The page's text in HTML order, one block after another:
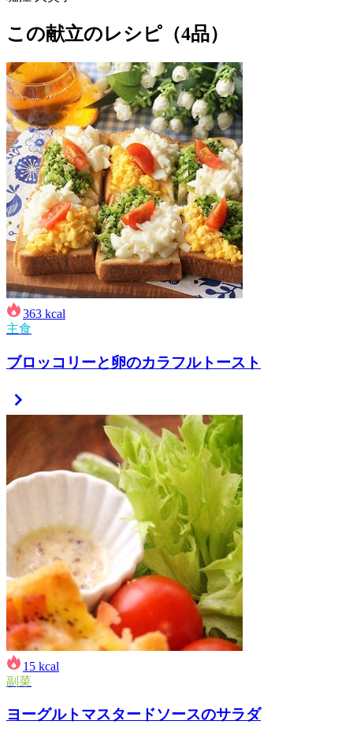
この献立のレシピ（4品）
363 kcal
主食
ブロッコリーと卵のカラフルトースト
15 kcal
副菜
ヨーグルトマスタードソースのサラダ